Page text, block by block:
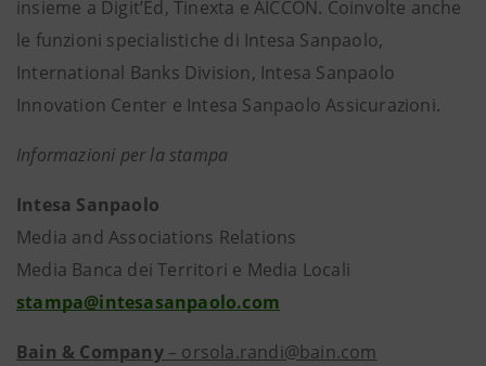
insieme a Digit’Ed, Tinexta e AICCON. Coinvolte anche
le funzioni specialistiche di Intesa Sanpaolo,
International Banks Division, Intesa Sanpaolo
Innovation Center e Intesa Sanpaolo Assicurazioni.
Informazioni per la stampa
Intesa Sanpaolo
Media and Associations Relations
Media Banca dei Territori e Media Locali
stampa@intesasanpaolo.com
Bain & Company– orsola.randi@bain.com